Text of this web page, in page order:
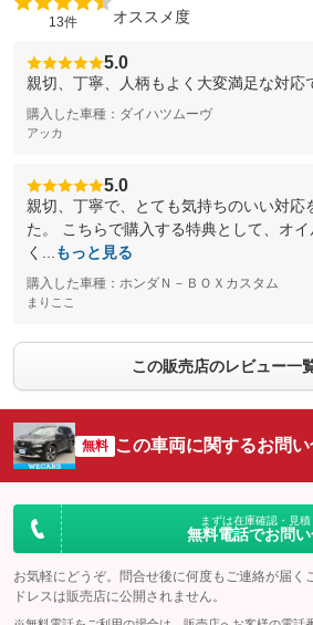
13件 オススメ度
5.0
親切、丁寧、人柄もよく大変満足な対応
購入した車種：ダイハツムーヴ
アッカ
5.0
親切、丁寧で、とても気持ちのいい対応
た。 こちらで購入する特典として、オ
く...
もっと見る
購入した車種：ホンダＮ－ＢＯＸカスタム
まりここ
この販売店のレビュー一
無料 この車両に関するお問
まずは在庫確認・見
無料電話でお問
お気軽にどうぞ。問合せ後に何度もご連絡が届く
ドレスは販売店に公開されません。